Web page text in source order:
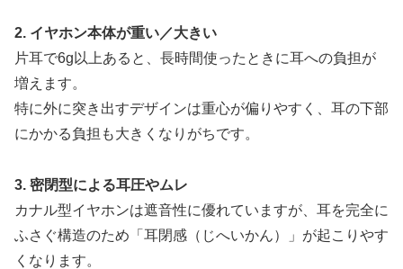
2. イヤホン本体が重い／大きい
片耳で6g以上あると、長時間使ったときに耳への負担が
増えます。
特に外に突き出すデザインは重心が偏りやすく、耳の下部
にかかる負担も大きくなりがちです。
3. 密閉型による耳圧やムレ
カナル型イヤホンは遮音性に優れていますが、耳を完全に
ふさぐ構造のため「耳閉感（じへいかん）」が起こりやす
くなります。